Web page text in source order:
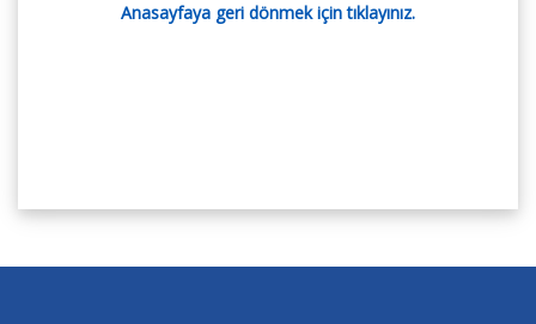
Anasayfaya geri dönmek için tıklayınız.